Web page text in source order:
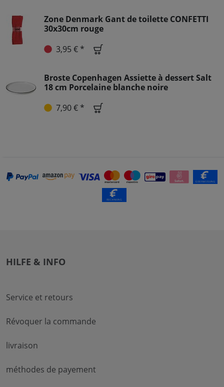
Zone Denmark Gant de toilette CONFETTI
30x30cm rouge
3,95 € *
Broste Copenhagen Assiette à dessert Salt
18 cm Porcelaine blanche noire
7,90 € *
HILFE & INFO
Service et retours
Révoquer la commande
livraison
méthodes de payement